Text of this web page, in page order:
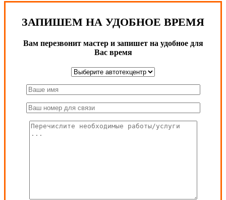
ЗАПИШЕМ НА УДОБНОЕ ВРЕМЯ
Вам перезвонит мастер и запишет на удобное для
Вас время